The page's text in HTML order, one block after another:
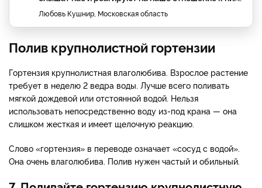
Любовь Кушнир, Московская область
Полив крупнолистной гортензии
Гортензия крупнолистная влаголюбива. Взрослое растение
требует в неделю 2 ведра воды. Лучше всего поливать
мягкой дождевой или отстоянной водой. Нельзя
использовать непосредственно воду из-под крана — она
слишком жесткая и имеет щелочную реакцию.
Слово «гортензия» в переводе означает «сосуд с водой».
Она очень влаголюбива. Полив нужен частый и обильный.